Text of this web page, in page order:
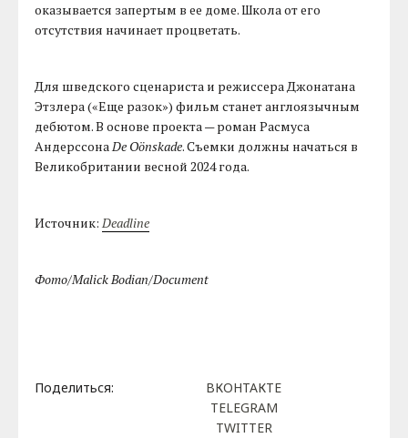
оказывается запертым в ее доме. Школа от его
отсутствия начинает процветать.
Для шведского сценариста и режиссера Джонатана
Этзлера («Еще разок») фильм станет англоязычным
дебютом. В основе проекта — роман Расмуса
АндерссонаDe Oönskade. Съемки должны начаться в
Великобритании весной 2024 года.
Источник:Deadline
Фото/Malick Bodian/Document
Поделиться:
ВКОНТАКТЕ
TELEGRAM
TWITTER